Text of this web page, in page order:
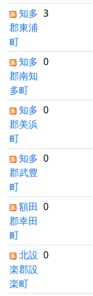
知多
郡東浦
町
3
知多
郡南知
多町
0
知多
郡美浜
町
0
知多
郡武豊
町
0
額田
郡幸田
町
0
北設
楽郡設
楽町
0